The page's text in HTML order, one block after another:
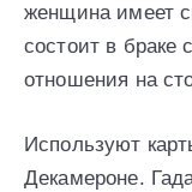
женщина имеет
состоит в браке
отношения на
Используют
Декамероне.